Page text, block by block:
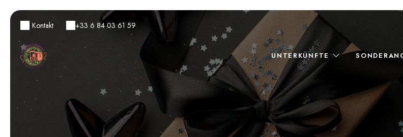
Kontakt +33 6 84 03 61 59
UNTERKÜNFTE